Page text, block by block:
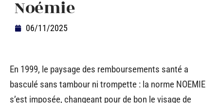
Noémie
06/11/2025
En 1999, le paysage des remboursements santé a
basculé sans tambour ni trompette : la norme NOEMIE
s’est imposée, changeant pour de bon le visage de